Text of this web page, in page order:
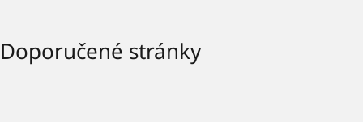
Doporučené stránky